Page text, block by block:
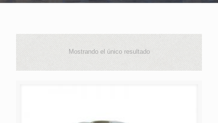
Mostrando el único resultado